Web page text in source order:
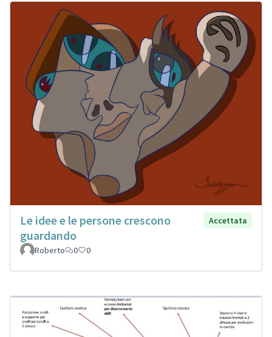
Le idee e le persone crescono
guardando
Accettata
Roberto 0 0